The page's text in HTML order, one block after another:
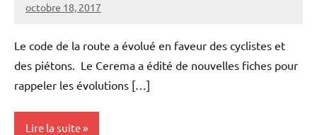
octobre 18, 2017
Vélocité
Aucun
Le code de la route a évolué en faveur des cyclistes et
des piétons. Le Cerema a édité de nouvelles fiches pour
rappeler les évolutions […]
Lire la suite